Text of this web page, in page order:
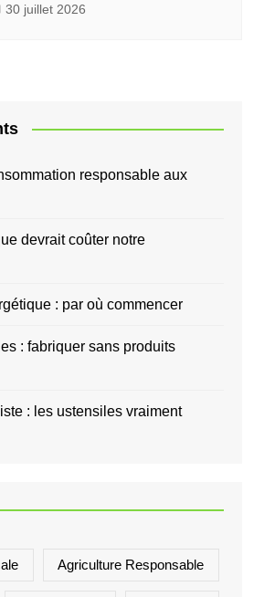
30 juillet 2026
responsable aux
devrait coûter notre
: par où commencer
: fabriquer sans produits
: les ustensiles vraiment
Agriculture Responsable